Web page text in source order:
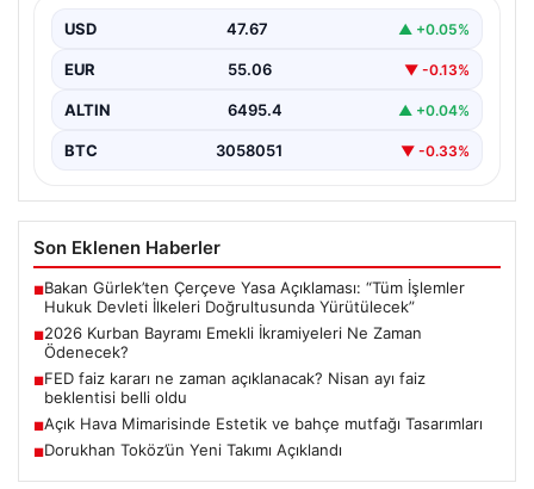
milyon emekli vatandaşın gözü kulağı bayram
ikramiyesi…
USD 47.67 ▲ +0.05%
EUR 55.06 ▼ -0.13%
ALTIN 6495.4 ▲ +0.04%
BTC 3058051 ▼ -0.33%
Son Eklenen Haberler
■Bakan Gürlek’ten Çerçeve Yasa Açıklaması: “Tüm İşlemler
Hukuk Devleti İlkeleri Doğrultusunda Yürütülecek”
■2026 Kurban Bayramı Emekli İkramiyeleri Ne Zaman
Ödenecek?
■FED faiz kararı ne zaman açıklanacak? Nisan ayı faiz
beklentisi belli oldu
■Açık Hava Mimarisinde Estetik ve bahçe mutfağı Tasarımları
■Dorukhan Toköz’ün Yeni Takımı Açıklandı